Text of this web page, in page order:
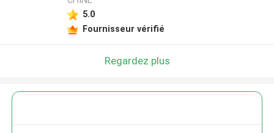
5.0
Fournisseur vérifié
Regardez plus